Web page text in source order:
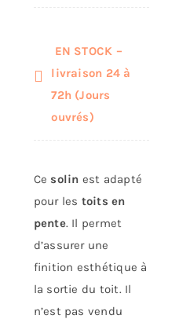
EN STOCK –
livraison 24 à
72h (Jours
ouvrés)
Ce solin est adapté
pour les toits en
pente. Il permet
d’assurer une
finition esthétique à
la sortie du toit. Il
n’est pas vendu